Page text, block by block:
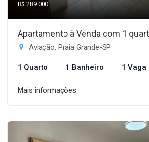
R$ 289.000
Apartamento à Venda com 1
Aviação, Praia Grande-SP
1 Quarto 1 Banheiro 1 Vaga
Mais informações